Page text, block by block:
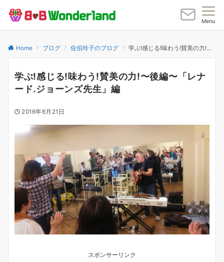
Menu
Home ブログ 佐伯玲子のブログ 学ぶ!感じる!味わう!賛美の力!〜後編〜「レナード.ジョーンズ先生」編
学ぶ!感じる!味わう!賛美の力!〜後編〜「レナ
ード.ジョーンズ先生」編
2016年6月21日
スポンサーリンク